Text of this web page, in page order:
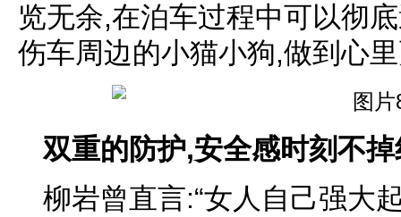
览无余,在泊车过程中可以彻
伤车周边的小猫小狗,做到心
双重的防护,安全感时刻不掉
柳岩曾直言:“女人自己强大